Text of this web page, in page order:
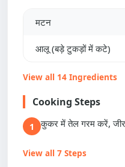
मटन
आलू (बड़े टुकड़ों में कटे)
View all 14 Ingredients
Cooking Steps
1 कुकर में तेल गरम करें,
View all 7 Steps